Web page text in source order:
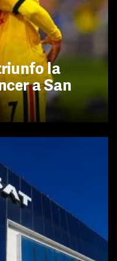
la
a San